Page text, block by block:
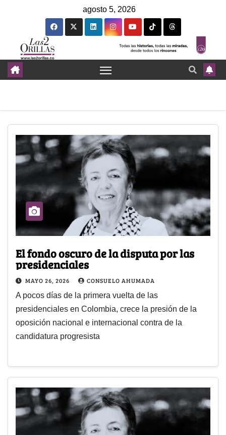
agosto 5, 2026
El fondo oscuro de la disputa por las
presidenciales
MAYO 26, 2026 CONSUELO AHUMADA
A pocos días de la primera vuelta de las
presidenciales en Colombia, crece la presión de la
oposición nacional e internacional contra de la
candidatura progresista